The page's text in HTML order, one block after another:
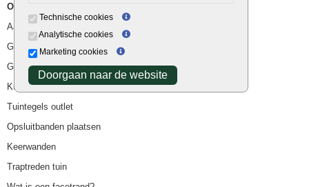
Technische cookies
Analytische cookies
Marketing cookies
Doorgaan naar de website
Overig
Aanbiedingen
Goedkope bestrating
Goedkope tuintegels
Kunstgras
Tuintegels outlet
Opsluitbanden plaatsen
Keerwanden
Traptreden tuin